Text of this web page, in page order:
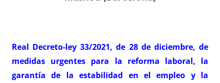
Real Decreto-ley 33/2021, de 28 de diciembre, de
medidas urgentes para la reforma laboral, la
garantía de la estabilidad en el empleo y la